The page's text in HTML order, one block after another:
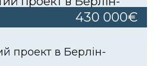
430 000€
проект в Берлін-